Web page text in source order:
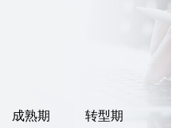
成熟期 转型期